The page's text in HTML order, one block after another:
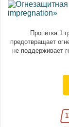
Пропитка 1
предотвращает
не поддерживает